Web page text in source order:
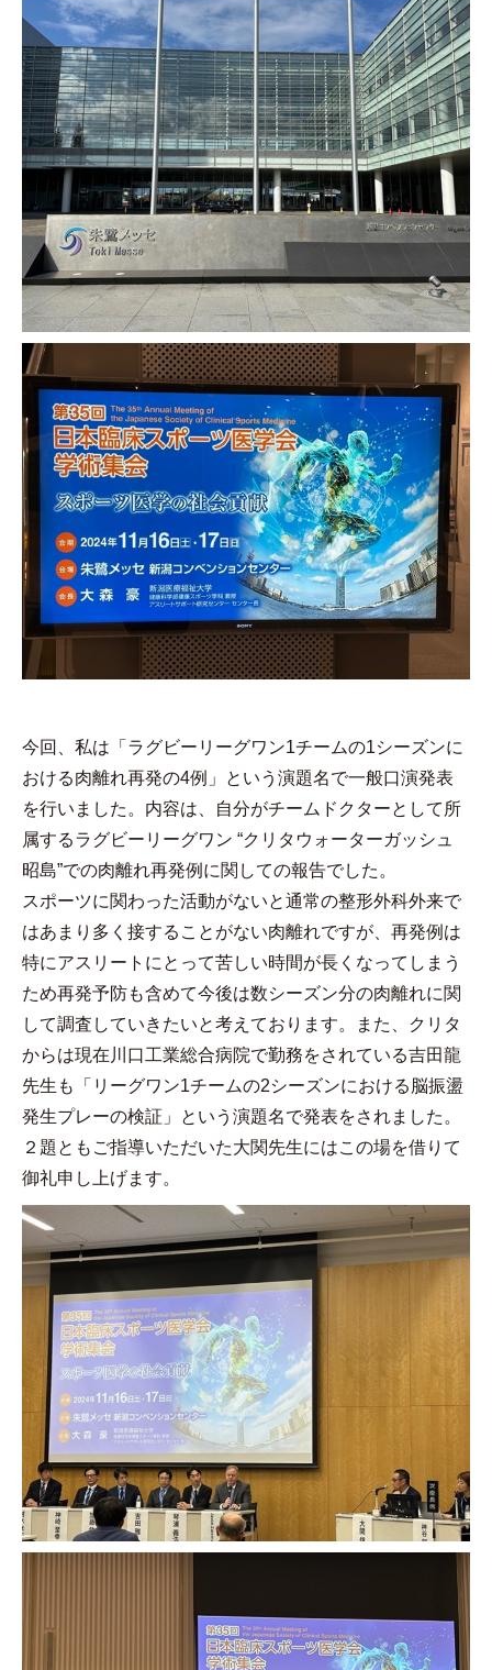
今回、私は「ラグビーリーグワン1チームの1シーズンに
おける肉離れ再発の4例」という演題名で一般口演発表
を行いました。内容は、自分がチームドクターとして所
属するラグビーリーグワン “クリタウォーターガッシュ
昭島”での肉離れ再発例に関しての報告でした。
スポーツに関わった活動がないと通常の整形外科外来で
はあまり多く接することがない肉離れですが、再発例は
特にアスリートにとって苦しい時間が長くなってしまう
ため再発予防も含めて今後は数シーズン分の肉離れに関
して調査していきたいと考えております。また、クリタ
からは現在川口工業総合病院で勤務をされている吉田龍
先生も「リーグワン1チームの2シーズンにおける脳振盪
発生プレーの検証」という演題名で発表をされました。
２題ともご指導いただいた大関先生にはこの場を借りて
御礼申し上げます。